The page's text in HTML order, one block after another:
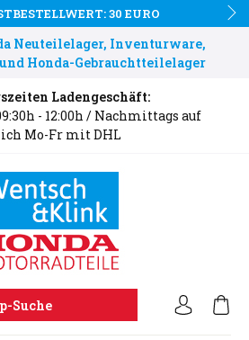
30 EURO
Neuteilelager, Inventurware,
Honda-Gebrauchtteilelager
Ladengeschäft:
- 12:00h / Nachmittags auf
Mo-Fr mit DHL
Suche